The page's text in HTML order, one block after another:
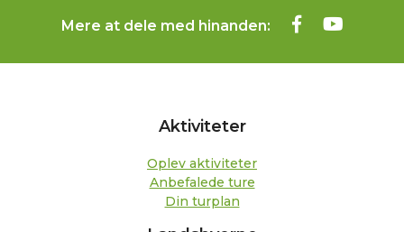
Mere at dele med hinanden:
Aktiviteter
Oplev aktiviteter
Anbefalede ture
Din turplan